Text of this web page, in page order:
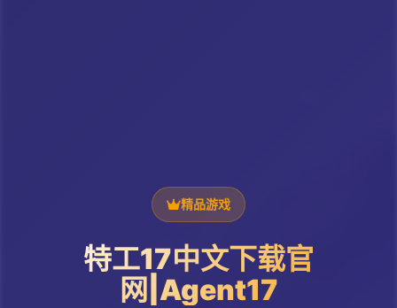
精品游戏
特工17中文下载官
网|Agent17